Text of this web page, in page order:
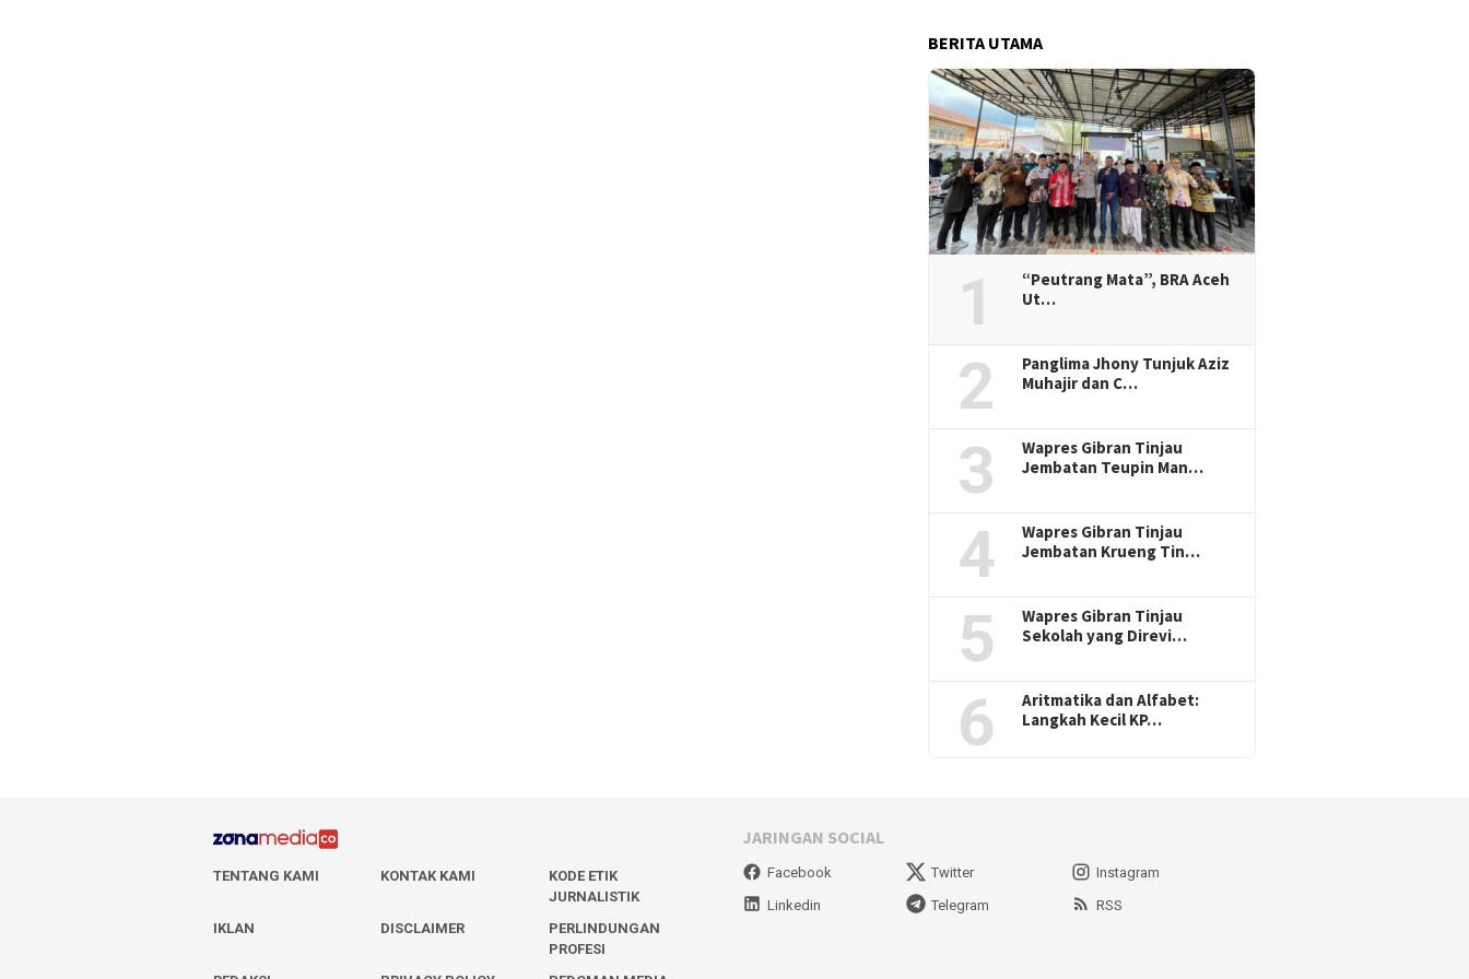
BERITA UTAMA
1
“Peutrang Mata”, BRA Aceh
Ut…
2
Panglima Jhony Tunjuk Aziz
Muhajir dan C…
3
Wapres Gibran Tinjau
Jembatan Teupin Man…
4
Wapres Gibran Tinjau
Jembatan Krueng Tin…
5
Wapres Gibran Tinjau
Sekolah yang Direvi…
6
Aritmatika dan Alfabet:
Langkah Kecil KP…
TENTANG KAMI KONTAK KAMI
KODE ETIK
JURNALISTIK
IKLAN
DISCLAIMER
PERLINDUNGAN
PROFESI
JARINGAN SOCIAL
Facebook Twitter
Instagram
Linkedin
Telegram RSS